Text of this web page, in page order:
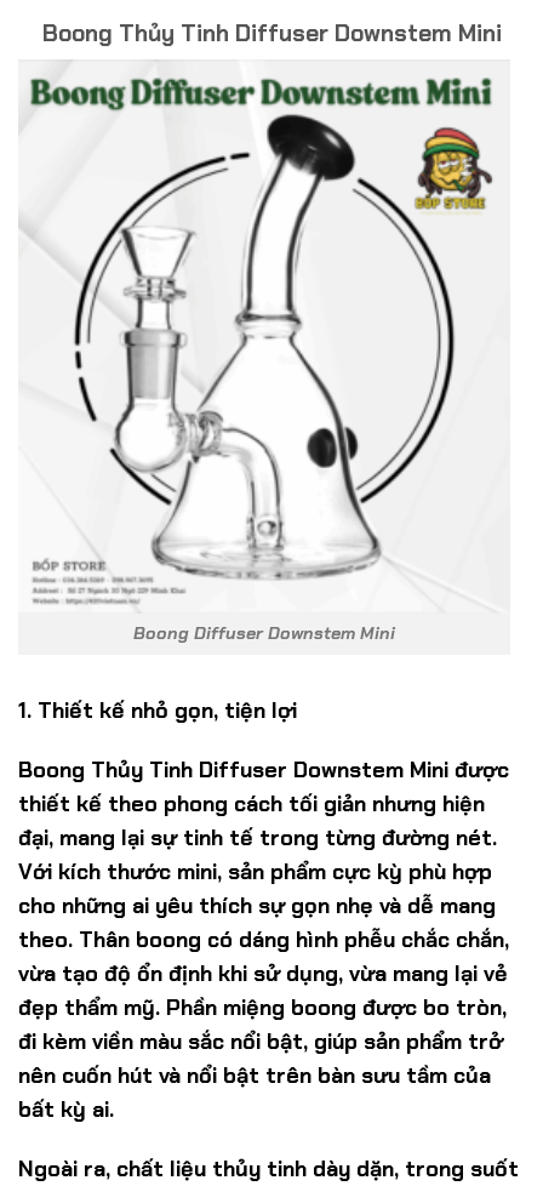
Boong Thủy Tinh Diffuser Downstem Mini
Boong Diffuser Downstem Mini
1. Thiết kế nhỏ gọn, tiện lợi
Boong Thủy Tinh Diffuser Downstem Mini được
thiết kế theo phong cách tối giản nhưng hiện
đại, mang lại sự tinh tế trong từng đường nét.
Với kích thước mini, sản phẩm cực kỳ phù hợp
cho những ai yêu thích sự gọn nhẹ và dễ mang
theo. Thân boong có dáng hình phễu chắc chắn,
vừa tạo độ ổn định khi sử dụng, vừa mang lại vẻ
đẹp thẩm mỹ. Phần miệng boong được bo tròn,
đi kèm viền màu sắc nổi bật, giúp sản phẩm trở
nên cuốn hút và nổi bật trên bàn sưu tầm của
bất kỳ ai.
Ngoài ra, chất liệu thủy tinh dày dặn, trong suốt